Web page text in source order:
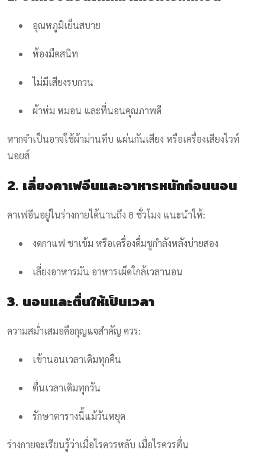
อุณหภูมิเย็นสบาย
ห้องมืดสนิท
ไม่มีเสียงรบกวน
ผ้าห่ม หมอน และที่นอนคุณภาพดี
หากจำเป็นอาจใช้ผ้าม่านทึบ แผ่นกันเสียง หรือเครื่องเสียงไวท์
นอยส์
2. เลี่ยงคาเฟอีนและอาหารหนักก่อนนอน
คาเฟอีนอยู่ในร่างกายได้นานถึง 8 ชั่วโมง แนะนำให้:
งดกาแฟ ชาเข้ม หรือเครื่องดื่มชูกำลังหลังบ่ายสอง
เลี่ยงอาหารมัน อาหารเผ็ดใกล้เวลานอน
3. นอนและตื่นให้เป็นเวลา
ความสม่ำเสมอคือกุญแจสำคัญ ควร:
เข้านอนเวลาเดิมทุกคืน
ตื่นเวลาเดิมทุกวัน
รักษาตารางนี้แม้วันหยุด
ร่างกายจะเรียนรู้ว่าเมื่อไรควรหลับ เมื่อไรควรตื่น